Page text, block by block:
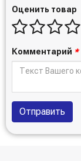
Оценить товар
Комментарий *
Отправить